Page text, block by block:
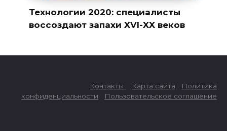
Технологии 2020: специалисты
воссоздают запахи XVI-XX веков
Контакты Карта сайта
Политика
конфиденциальности
Пользовательское соглашение